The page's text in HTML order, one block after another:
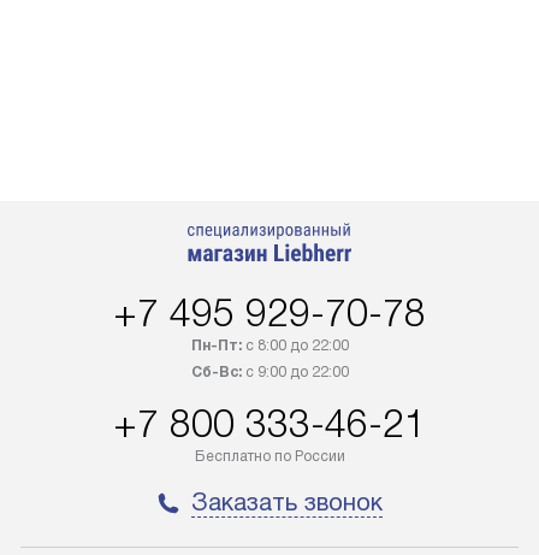
+7 495 929-70-78
Пн-Пт:с 8:00 до 22:00
Сб-Вс:с 9:00 до 22:00
+7 800 333-46-21
Бесплатно по России
Заказать звонок